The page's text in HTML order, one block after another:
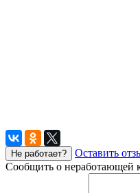
Не работает?
Оставить
Сообщить о неработающей